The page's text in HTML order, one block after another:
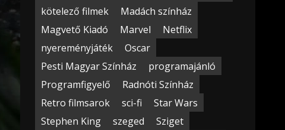
kötelező filmek
Madách színház
Magvető Kiadó
Marvel
Netflix
nyereményjáték
Oscar
Pesti Magyar Színház
programajánló
Programfigyelő
Radnóti Színház
Retro filmsarok
sci-fi
Star Wars
Stephen King
szeged
Sziget